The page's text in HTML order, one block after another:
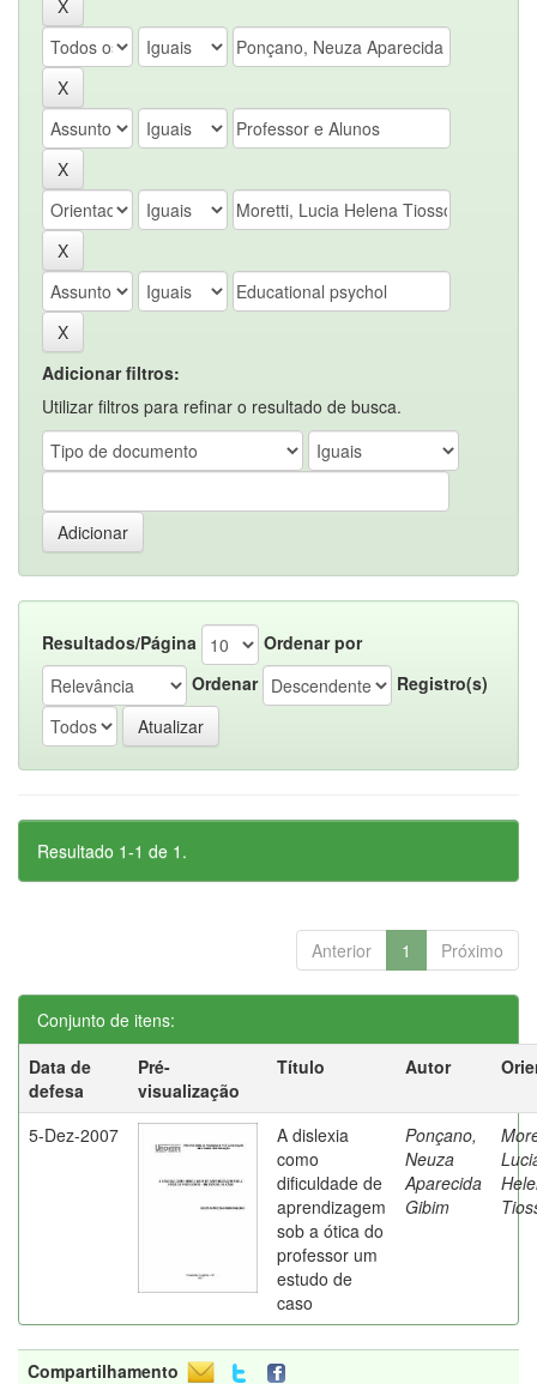
Adicionar filtros:
Utilizar filtros para refinar o resultado de busca.
Resultados/Página
Ordenar por
Ordenar
Registro(s)
Resultado 1-1 de 1.
Anterior 1 Próximo
Conjunto de itens:
Data de
defesa
Pré-
visualização
Título Autor
5-Dez-2007
A dislexia
como
dificuldade de
aprendizagem
sob a ótica do
professor um
estudo de
caso
Ponçano,
Neuza
Aparecida
Gibim
Compartilhamento